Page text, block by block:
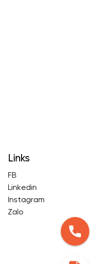
Links
FB
Linkedin
Instagram
Zalo